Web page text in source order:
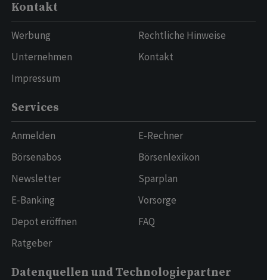
Kontakt
Werbung
Unternehmen
Impressum
Rechtliche Hinweise
Kontakt
Services
Anmelden
Börsenabos
Newsletter
E-Banking
Depot eröffnen
Ratgeber
E-Rechner
Börsenlexikon
Sparplan
Vorsorge
FAQ
Datenquellen und Technologiepartner